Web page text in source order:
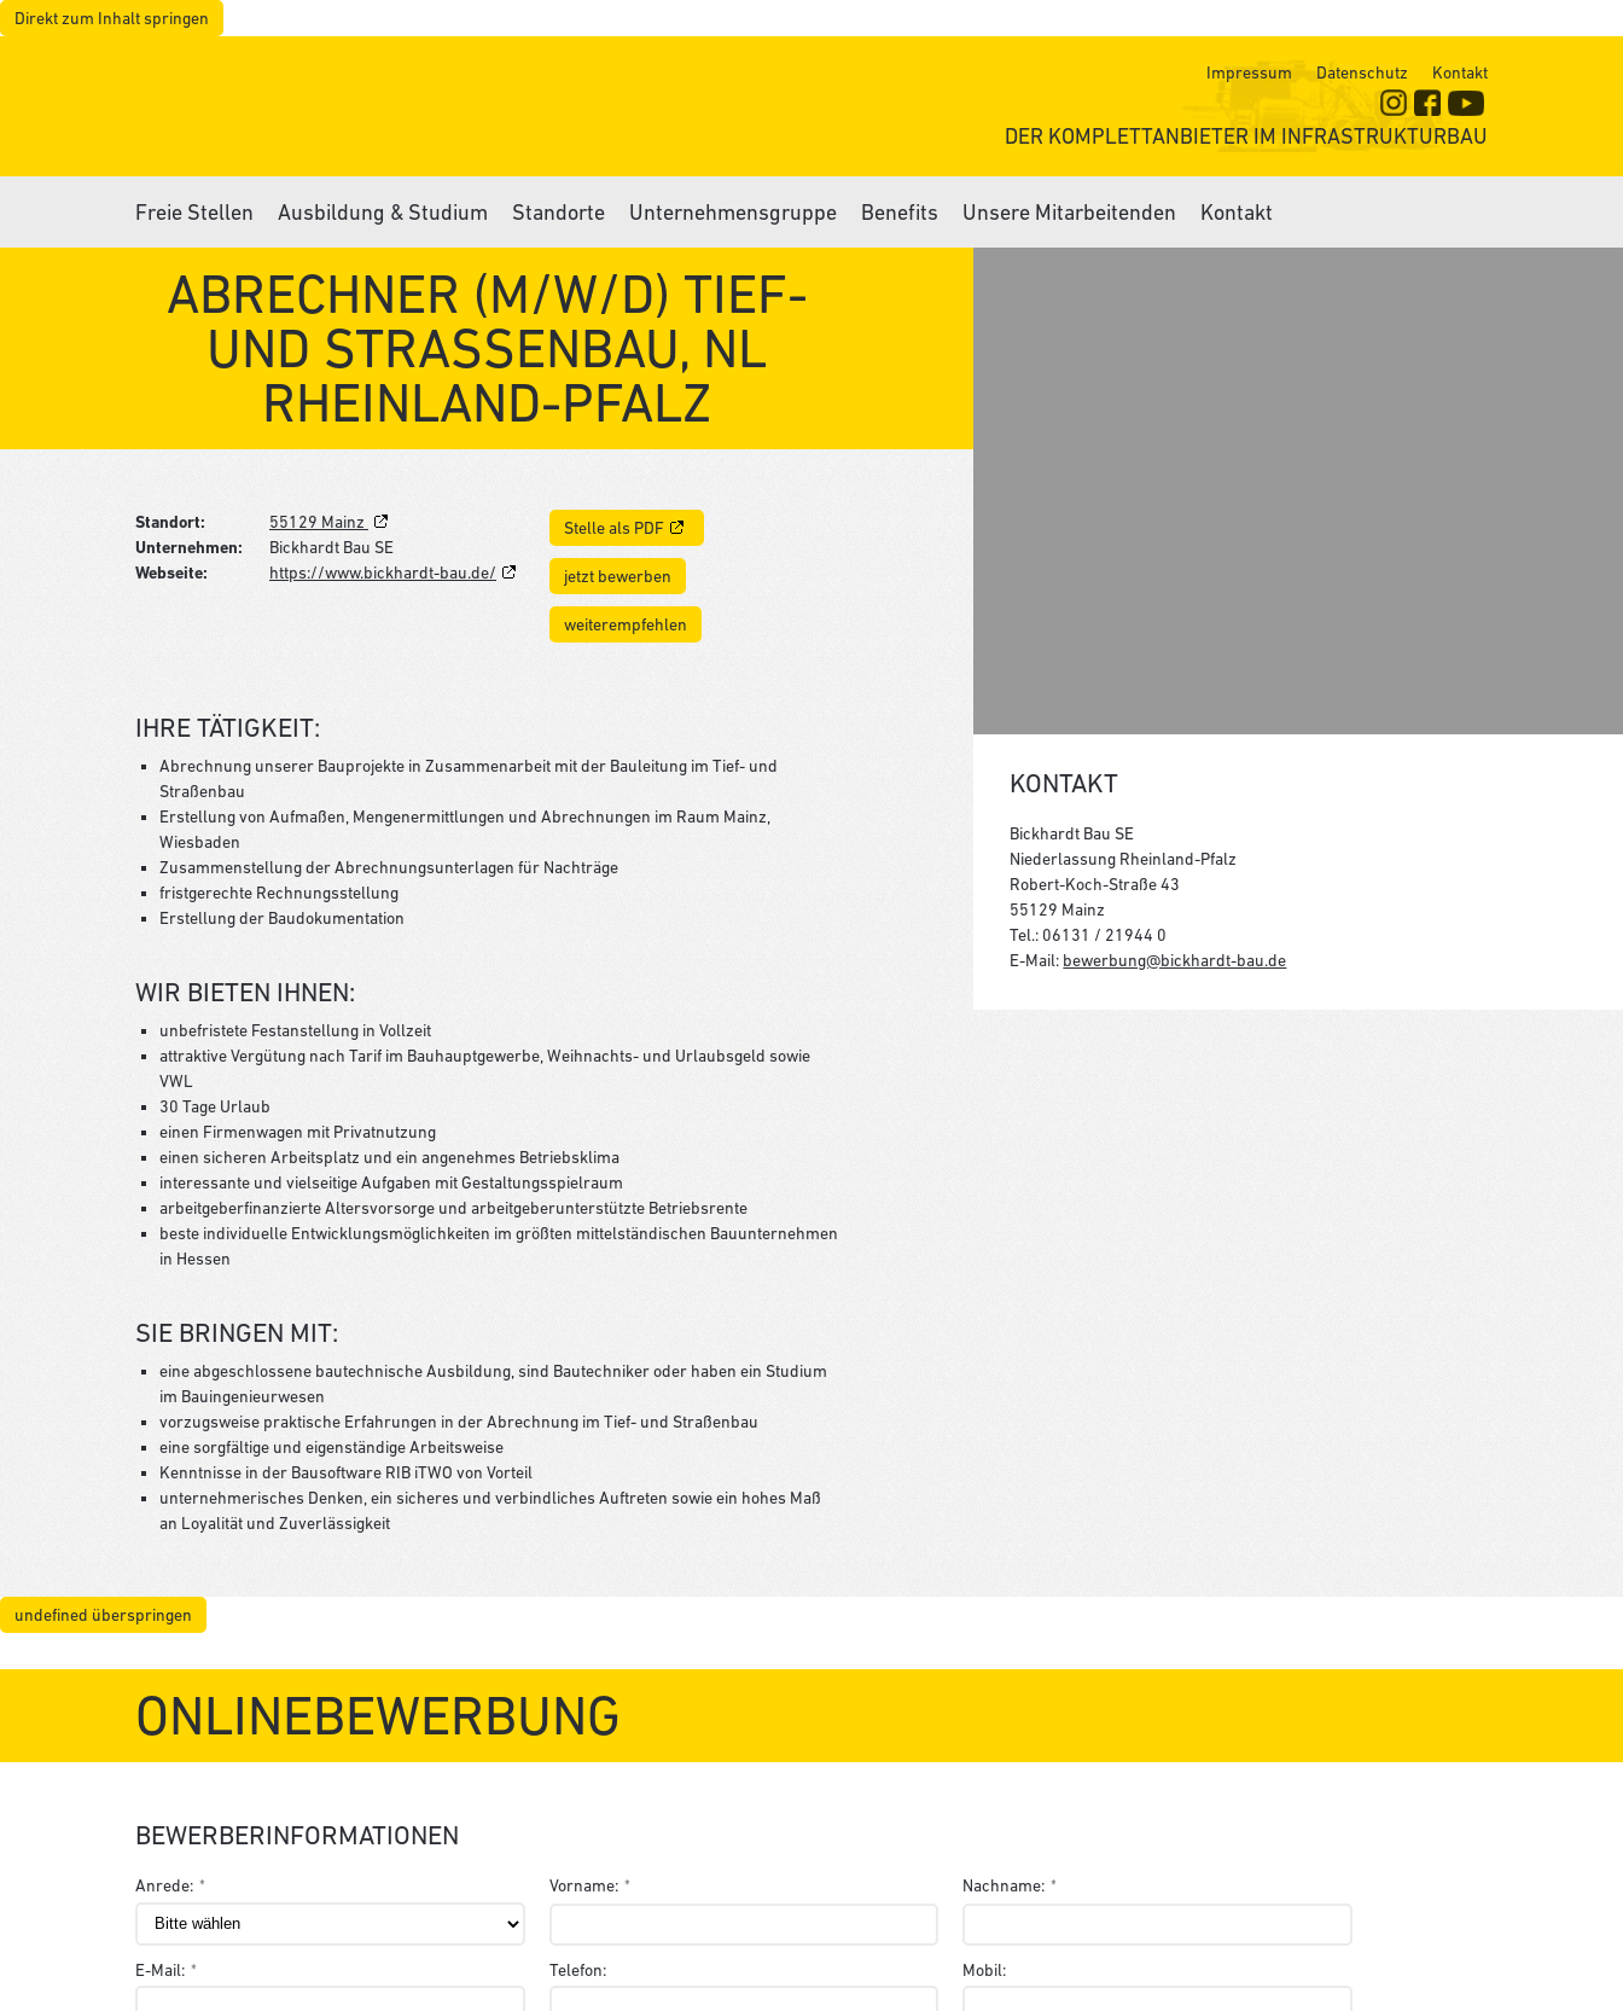
Direkt zum Inhalt springen
Impressum Datenschutz Kontakt
DER KOMPLETTANBIETER IM INFRASTRUKTURBAU
Freie Stellen Ausbildung & Studium Standorte Unternehmensgruppe Benefits Unsere Mitarbeitenden Kontakt
ABRECHNER (M/W/D) TIEF-
UND STRASSENBAU, NL R
HEINLAND-PFALZ
Standort:
55129 Mainz
Unternehmen:
Bickhardt Bau SE
Webseite:
https://www.bickhardt-bau.de/
Stelle als PDF
jetzt bewerben
weiterempfehlen
IHRE TÄTIGKEIT:
Abrechnung unserer Bauprojekte in Zusammenarbeit mit der Bauleitung im Tief- und
Straßenbau
Erstellung von Aufmaßen, Mengenermittlungen und Abrechnungen im Raum Mainz,
Wiesbaden
Zusammenstellung der Abrechnungsunterlagen für Nachträge
fristgerechte Rechnungsstellung
Erstellung der Baudokumentation
WIR BIETEN IHNEN:
unbefristete Festanstellung in Vollzeit
attraktive Vergütung nach Tarif im Bauhauptgewerbe, Weihnachts- und Urlaubsgeld sowie
VWL
30 Tage Urlaub
einen Firmenwagen mit Privatnutzung
einen sicheren Arbeitsplatz und ein angenehmes Betriebsklima
interessante und vielseitige Aufgaben mit Gestaltungsspielraum
arbeitgeberfinanzierte Altersvorsorge und arbeitgeberunterstützte Betriebsrente
beste individuelle Entwicklungsmöglichkeiten im größten mittelständischen Bauunternehmen
in Hessen
SIE BRINGEN MIT:
eine abgeschlossene bautechnische Ausbildung, sind Bautechniker oder haben ein Studium
im Bauingenieurwesen
vorzugsweise praktische Erfahrungen in der Abrechnung im Tief- und Straßenbau
eine sorgfältige und eigenständige Arbeitsweise
Kenntnisse in der Bausoftware RIB iTWO von Vorteil
unternehmerisches Denken, ein sicheres und verbindliches Auftreten sowie ein hohes Maß
an Loyalität und Zuverlässigkeit
KONTAKT
Bickhardt Bau SE
Niederlassung Rheinland-Pfalz
Robert-Koch-Straße 43
55129 Mainz
Tel.: 06131 / 21944 0
E-Mail: bewerbung@bickhardt-bau.de
undefined überspringen
ONLINEBEWERBUNG
BEWERBERINFORMATIONEN
Anrede: Vorname: Nachname:
E-Mail: Telefon: Mobil: